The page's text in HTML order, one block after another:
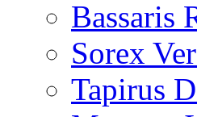
Bassaris
Sorex
Tapirus